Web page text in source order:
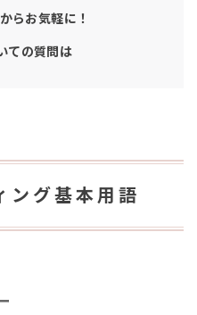
らお気軽に！
ての質問は
ング基本用語